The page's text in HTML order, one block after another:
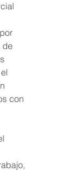
de
con